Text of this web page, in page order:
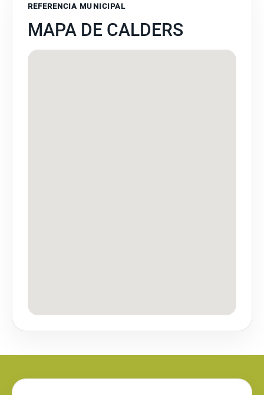
REFERENCIA MUNICIPAL
MAPA DE CALDERS